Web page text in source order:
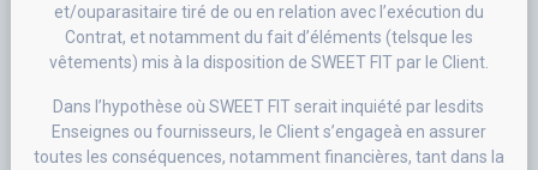
et/ouparasitaire tiré de ou en relation avec l’exécution du
Contrat, et notamment du fait d’éléments (telsque les
vêtements) mis à la disposition de SWEET FIT par le Client.
Dans l’hypothèse où SWEET FIT serait inquiété par lesdits
Enseignes ou fournisseurs, le Client s’engageà en assurer
toutes les conséquences, notamment financières, tant dans la